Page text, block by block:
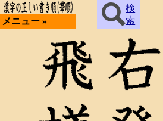
メニュー »
検
索